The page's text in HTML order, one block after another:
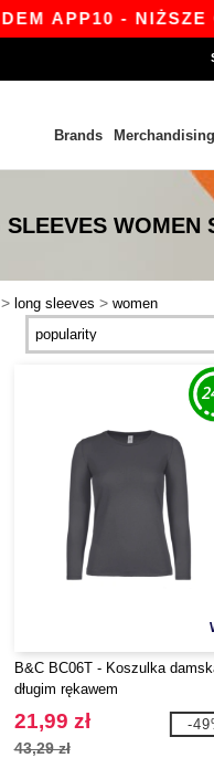
APP10 - NIŻSZE
Brands Merchandising
WOMEN
> long sleeves > women
B&C BC06T - Koszulka
długim rękawem
21,99 zł
43,29 zł
-